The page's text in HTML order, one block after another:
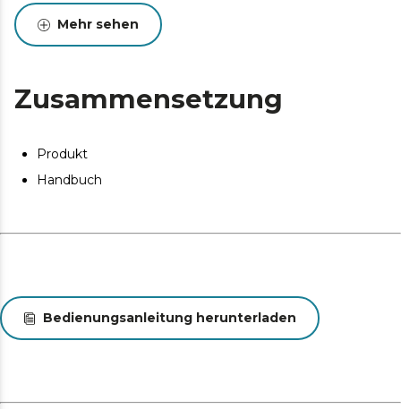
Mehr sehen
Zusammensetzung
Produkt
Handbuch
Bedienungsanleitung herunterladen